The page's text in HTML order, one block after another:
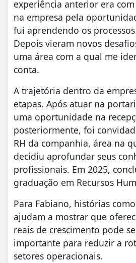
experiência anterior era
na empresa pela
fui aprendendo os
Depois vieram novos
uma área com a qual me
conta.
A trajetória dentro da
etapas. Após atuar na
uma oportunidade na
posteriormente, foi
RH da companhia, área na
decidiu aprofundar seus
profissionais. Em 2025,
graduação em Recursos
Para Fabiano, histórias
ajudam a mostrar que
reais de crescimento pode
importante para reduzir a
setores operacionais.